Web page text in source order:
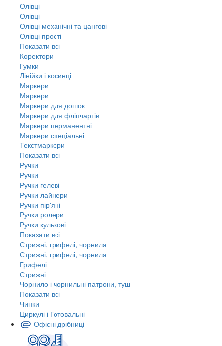
Олівці
Олівці
Олівці механічні та цангові
Олівці прості
Показати всі
Коректори
Гумки
Лінійки і косинці
Маркери
Маркери
Маркери для дошок
Маркери для фліпчартів
Маркери перманентні
Маркери спеціальні
Текстмаркери
Показати всі
Ручки
Ручки
Ручки гелеві
Ручки лайнери
Ручки пір'яні
Ручки ролери
Ручки кулькові
Показати всі
Стрижні, грифелі, чорнила
Стрижні, грифелі, чорнила
Грифелі
Стрижні
Чорнило і чорнильні патрони, туш
Показати всі
Чинки
Циркулі і Готовальні
Офісні дрібниці